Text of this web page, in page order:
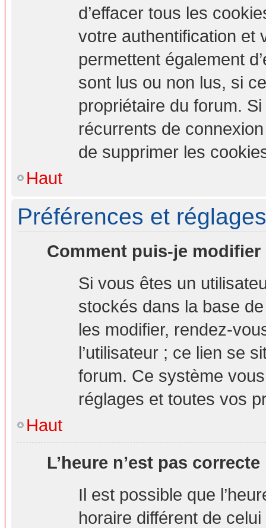
d’effacer tous les
votre authentification et
permettent également
sont lus ou non lus, si
propriétaire du forum.
récurrents de
de supprimer les
Haut
Préférences et
Comment puis-je modifier
Si vous êtes un
stockés dans la base
les modifier, rendez-
l’utilisateur ; ce lien se
forum. Ce système
réglages et toutes vos
Haut
L’heure n’est pas correcte
Il est possible que
horaire différent de